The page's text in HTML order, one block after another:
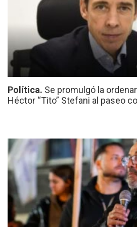
Política. Se promulgó la
Héctor “Tito” Stefani al paseo